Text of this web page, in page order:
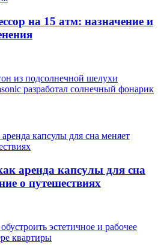
на 15 атм: назначение и
из подсолнечной шелухи
разработал солнечный фонарик
аренда капсулы для сна
о путешествиях